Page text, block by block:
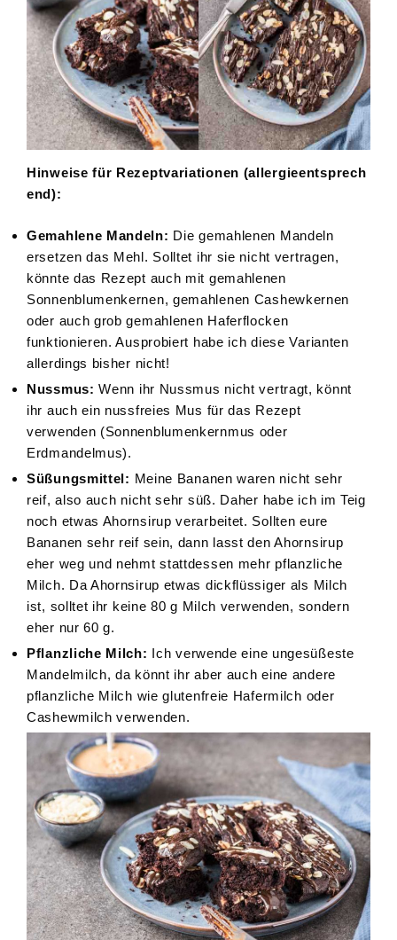
Hinweise für Rezeptvariationen (allergieentsprech
end):
Gemahlene Mandeln: Die gemahlenen Mandeln
ersetzen das Mehl. Solltet ihr sie nicht vertragen,
könnte das Rezept auch mit gemahlenen
Sonnenblumenkernen, gemahlenen Cashewkernen
oder auch grob gemahlenen Haferflocken
funktionieren. Ausprobiert habe ich diese Varianten
allerdings bisher nicht!
Nussmus: Wenn ihr Nussmus nicht vertragt, könnt
ihr auch ein nussfreies Mus für das Rezept
verwenden (Sonnenblumenkernmus oder
Erdmandelmus).
Süßungsmittel: Meine Bananen waren nicht sehr
reif, also auch nicht sehr süß. Daher habe ich im Teig
noch etwas Ahornsirup verarbeitet. Sollten eure
Bananen sehr reif sein, dann lasst den Ahornsirup
eher weg und nehmt stattdessen mehr pflanzliche
Milch. Da Ahornsirup etwas dickflüssiger als Milch
ist, solltet ihr keine 80 g Milch verwenden, sondern
eher nur 60 g.
Pflanzliche Milch: Ich verwende eine ungesüßeste
Mandelmilch, da könnt ihr aber auch eine andere
pflanzliche Milch wie glutenfreie Hafermilch oder
Cashewmilch verwenden.